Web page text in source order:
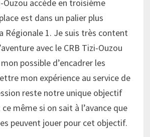
Ouzou accède en troisième
est dans un palier plus
Régionale 1. Je suis très content
avec le CRB Tizi-Ouzou
possible d’encadrer les
mon expérience au service de
reste notre unique objectif
même si on sait à l’avance que
peuvent jouer pour cet objectif.